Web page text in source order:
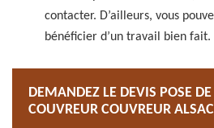
contacter. D’ailleurs, vous
bénéficier d’un travail bien fait.
DEMANDEZ LE DEVIS POSE
COUVREUR COUVREUR